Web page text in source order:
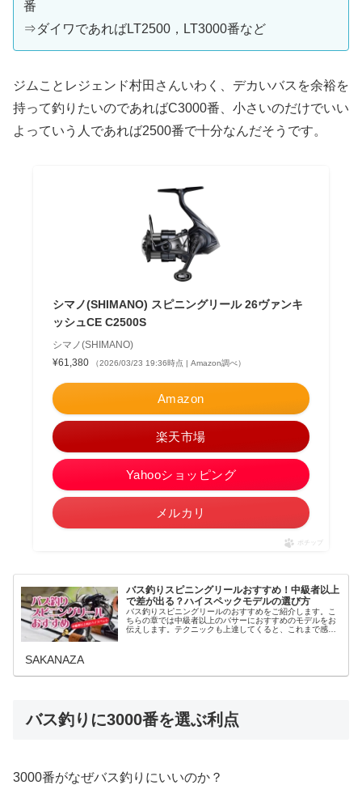
番
⇒ダイワであればLT2500，LT3000番など
ジムことレジェンド村田さんいわく、デカいバスを余裕を
持って釣りたいのであればC3000番、小さいのだけでいい
よっていう人であれば2500番で十分なんだそうです。
シマノ(SHIMANO) スピニングリール 26ヴァンキ
ッシュCE C2500S
シマノ(SHIMANO)
¥61,380
（2026/03/23 19:36時点 | Amazon調べ）
Amazon
楽天市場
Yahooショッピング
メルカリ
ポチップ
バス釣りスピニングリールおすすめ！中級者以上
で差が出る？ハイスペックモデルの選び方
バス釣りスピニングリールのおすすめをご紹介します。こ
ちらの章では中級者以上のバサーにおすすめのモデルをお
伝えします。テクニックも上達してくると、これまで感じ
SAKANAZA
バス釣りに3000番を選ぶ利点
3000番がなぜバス釣りにいいのか？